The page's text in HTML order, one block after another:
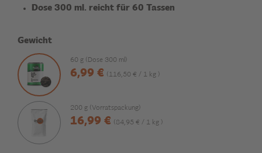
Dose 300 ml. reicht für 60 Tassen
Gewicht
60 g (Dose 300 ml)
6,99 € (116,50 € / 1 kg )
200 g (Vorratspackung)
16,99 € (84,95 € / 1 kg )